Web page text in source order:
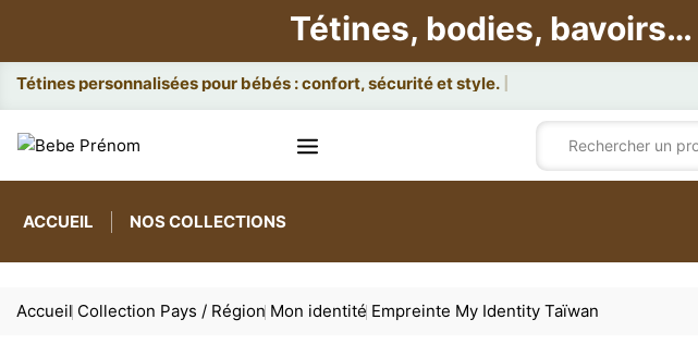
Tétines, bodies, bavoirs…
Att
ACCUEIL NOS COLLECTIONS
Accueil Collection Pays / Région Mon identité Empreinte My Identity Taïwan